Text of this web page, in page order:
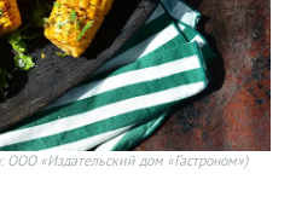
ООО «Издательский дом «Гастроном»)